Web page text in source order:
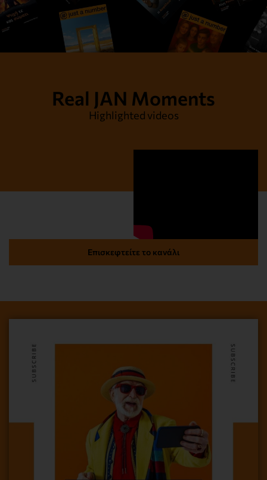
Στον ίσκιο του μεσημεριού
Real JAN Moments
Highlighted videos
Επισκεφτείτε το κανάλι